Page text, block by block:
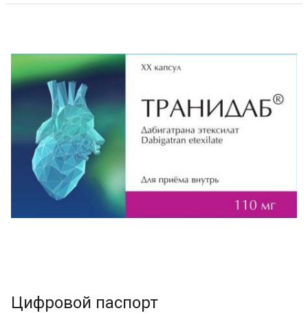
Цифровой паспорт